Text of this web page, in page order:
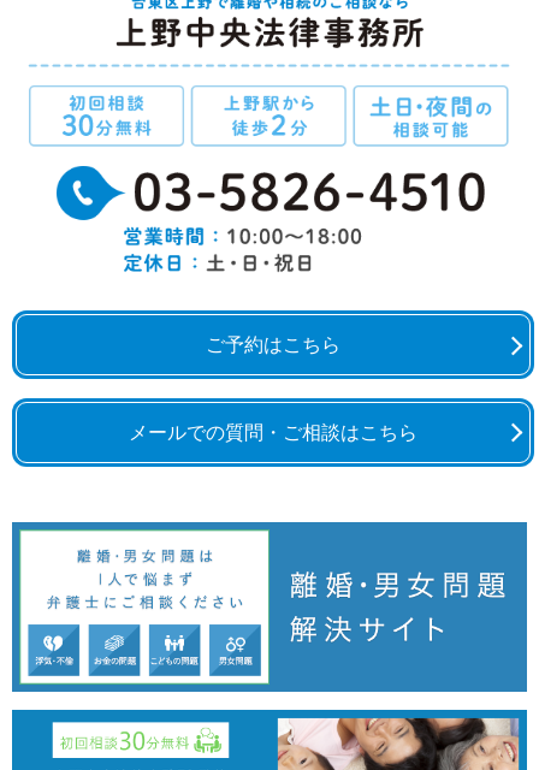
ご予約はこちら
メールでの質問・ご相談はこちら